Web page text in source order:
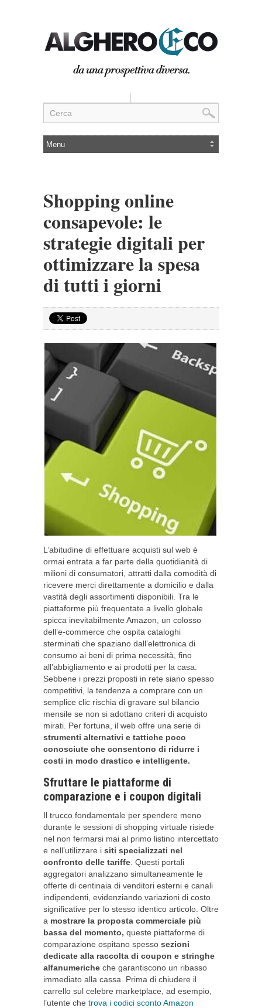
Shopping online
consapevole: le
strategie digitali per
ottimizzare la spesa
di tutti i giorni
L’abitudine di effettuare acquisti sul web è
ormai entrata a far parte della quotidianità di
milioni di consumatori, attratti dalla comodità di
ricevere merci direttamente a domicilio e dalla
vastità degli assortimenti disponibili. Tra le
piattaforme più frequentate a livello globale
spicca inevitabilmente Amazon, un colosso
dell’e-commerce che ospita cataloghi
sterminati che spaziano dall’elettronica di
consumo ai beni di prima necessità, fino
all’abbigliamento e ai prodotti per la casa.
Sebbene i prezzi proposti in rete siano spesso
competitivi, la tendenza a comprare con un
semplice clic rischia di gravare sul bilancio
mensile se non si adottano criteri di acquisto
mirati. Per fortuna, il web offre una serie di
strumenti alternativi e tattiche poco
conosciute che consentono di ridurre i
costi in modo drastico e intelligente.
Sfruttare le piattaforme di
comparazione e i coupon digitali
Il trucco fondamentale per spendere meno
durante le sessioni di shopping virtuale risiede
nel non fermarsi mai al primo listino intercettato
e nell’utilizzare i siti specializzati nel
confronto delle tariffe . Questi portali
aggregatori analizzano simultaneamente le
offerte di centinaia di venditori esterni e canali
indipendenti, evidenziando variazioni di costo
significative per lo stesso identico articolo. Oltre
a mostrare la proposta commerciale più
bassa del momento, queste piattaforme di
comparazione ospitano spesso sezioni
dedicate alla raccolta di coupon e stringhe
alfanumeriche che garantiscono un ribasso
immediato alla cassa. Prima di chiudere il
carrello sul celebre marketplace, ad esempio,
l’utente che trova i codici sconto Amazon